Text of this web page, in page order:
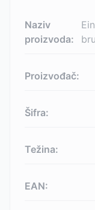
Naziv
proizvoda:
Proizvođač:
Šifra:
Težina:
EAN: